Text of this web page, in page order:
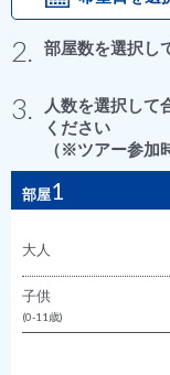
2. 部屋数を選択し
3.
人数を選択して
ください
（※ツアー参加
部屋1
大人
子供
(0-11歳)